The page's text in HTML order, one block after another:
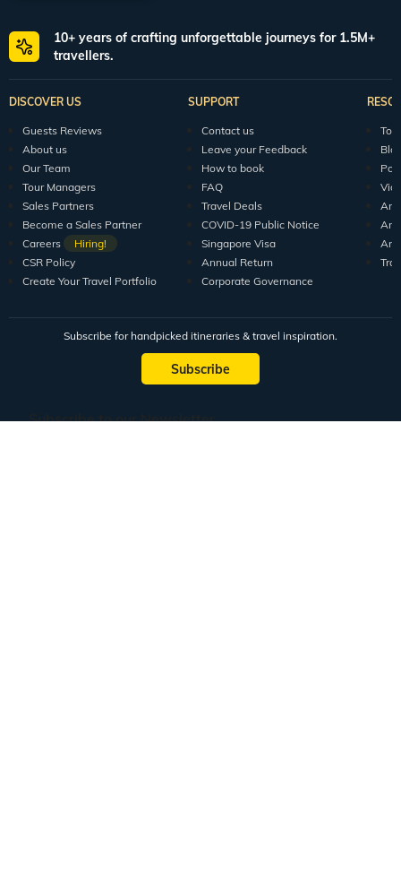
10+ years of crafting unforgettable journeys for 1.5M+
travellers.
DISCOVER US
Guests Reviews
About us
Our Team
Tour Managers
Sales Partners
Become a Sales Partner
Careers
Hiring!
CSR Policy
Create Your Travel Portfolio
SUPPORT
Contact us
Leave your Feedback
How to book
FAQ
Travel Deals
COVID-19 Public Notice
Singapore Visa
Annual Return
Corporate Governance
Subscribe for handpicked itineraries & travel inspiration.
Subscribe
Subscribe to our Newsletter